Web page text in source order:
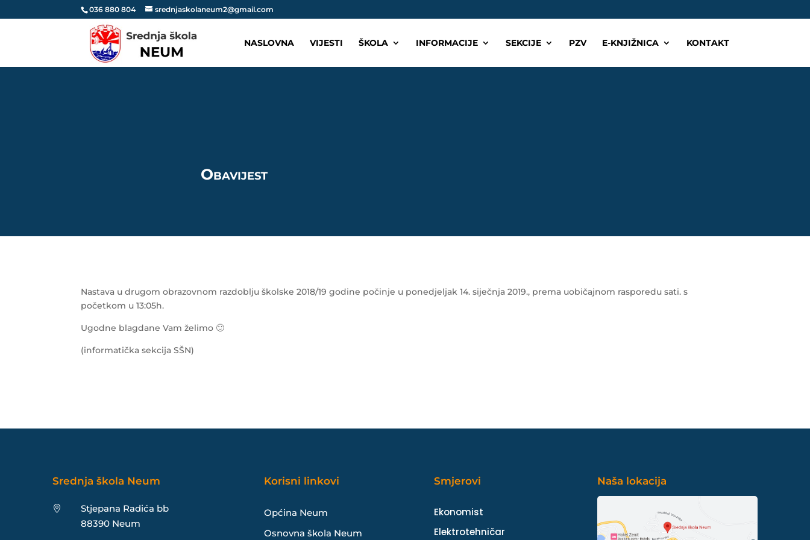
036 880 804 srednjaskolaneum2@gmail.com
NASLOVNA VIJESTI ŠKOLA INFORMACIJE SEKCIJE PZV E-KNJIŽNICA KONTAKT
Obavijest
Nastava u drugom obrazovnom razdoblju školske 2018/19 godine počinje u ponedjeljak 14. siječnja 2019., prema uobičajnom rasporedu sati. s
početkom u 13:05h.
Ugodne blagdane Vam želimo 🙂
(informatička sekcija SŠN)
Srednja škola Neum

Stjepana Radića bb
88390 Neum
Korisni linkovi
Općina Neum
Osnovna škola Neum
Smjerovi
Ekonomist
Elektrotehničar
Naša lokacija